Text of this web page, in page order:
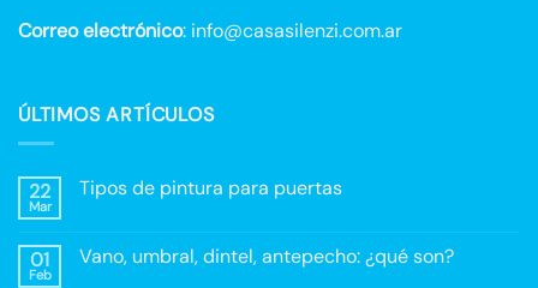
Correo electrónico: info@casasilenzi.com.ar
ÚLTIMOS ARTÍCULOS
22
Mar
Tipos de pintura para puertas
en
01
Feb
Vano, umbral, dintel, antepecho: ¿qué son?